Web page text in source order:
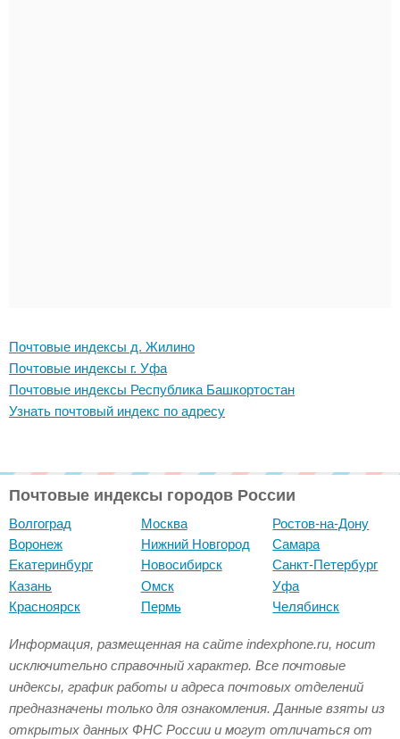
Почтовые индексы д. Жилино
Почтовые индексы г. Уфа
Почтовые индексы Республика Башкортостан
Узнать почтовый индекс по адресу
Почтовые индексы городов России
Волгоград
Воронеж
Екатеринбург
Казань
Красноярск
Москва
Нижний Новгород
Новосибирск
Омск
Пермь
Ростов-на-Дону
Самара
Санкт-Петербург
Уфа
Челябинск
Информация, размещенная на сайте indexphone.ru, носит
исключительно справочный характер. Все почтовые
индексы, график работы и адреса почтовых отделений
предназначены только для ознакомления. Данные взяты из
открытых данных ФНС России и могут отличаться от